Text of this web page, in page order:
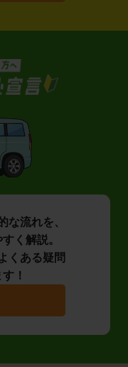
な流れを、
く解説。
くある疑問
！